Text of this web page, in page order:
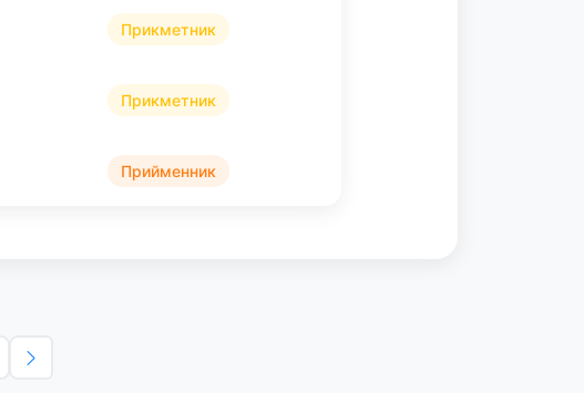
Прикметник
Прикметник
Прийменник